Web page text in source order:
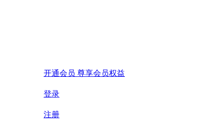
开通会员 尊享会员权益
登录
注册